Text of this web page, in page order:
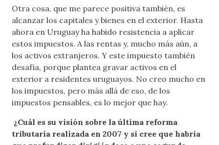
Otra cosa, que me parece positiva también, es
alcanzar los capitales y bienes en el exterior. Hasta
ahora en Uruguay ha habido resistencia a aplicar
estos impuestos. A las rentas y, mucho más aún, a
los activos extranjeros. Y este impuesto también
desafía, porque plantea gravar activos en el
exterior a residentes uruguayos. No creo mucho en
los impuestos, pero más allá de eso, de los
impuestos pensables, es lo mejor que hay.
¿Cuál es su visión sobre la última reforma
tributaria realizada en 2007 y si cree que habría